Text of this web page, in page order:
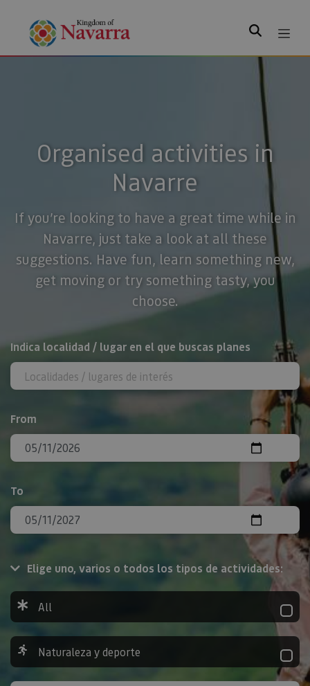
Search
Organised activities in
Navarre
If you’re looking to have a great time while in
Navarre, just take a look at all these
suggestions. Have fun, learn something new,
get moving or try something tasty, you
choose.
Search
Indica localidad / lugar en el que buscas planes
From
To
Elige uno, varios o todos los tipos de actividades:
All
Naturaleza y deporte